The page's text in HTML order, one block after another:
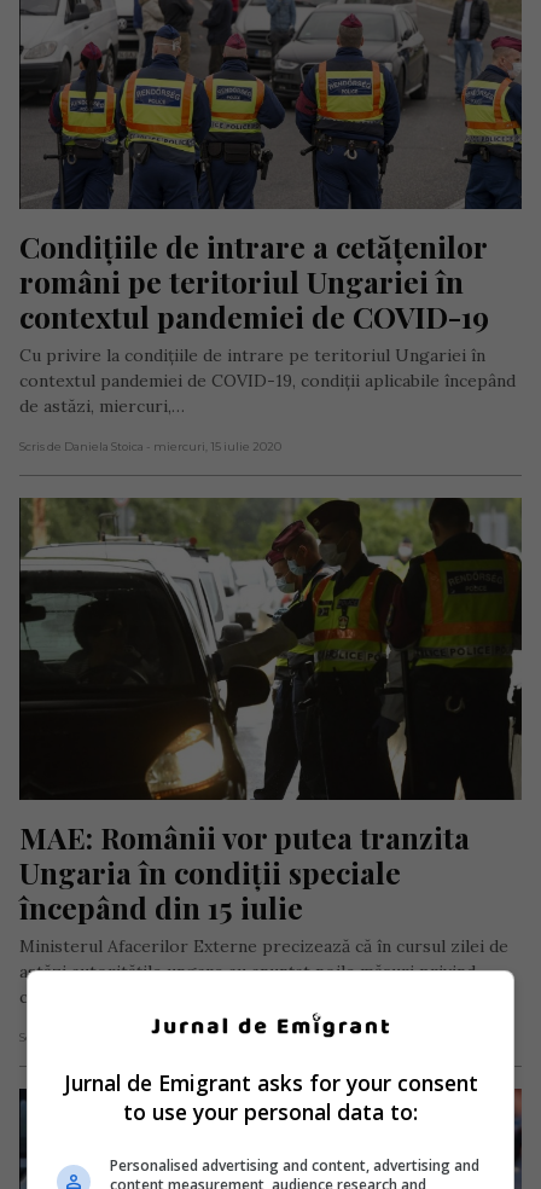
Condițiile de intrare a cetățenilor
români pe teritoriul Ungariei în
contextul pandemiei de COVID-19
Cu privire la condițiile de intrare pe teritoriul Ungariei în
contextul pandemiei de COVID-19, condiții aplicabile începând
de astăzi, miercuri,…
Scris de Daniela Stoica - miercuri, 15 iulie 2020
MAE: Românii vor putea tranzita
Ungaria în condiții speciale
începând din 15 iulie
Ministerul Afacerilor Externe precizează că în cursul zilei de
astăzi autoritățile ungare au anunţat noile măsuri privind
condițiile de intrare…
Scris de Daniela Stoica - duminică, 12 iulie 2020
Jurnal de Emigrant asks for your consent
to use your personal data to:
Personalised advertising and content, advertising and
content measurement, audience research and